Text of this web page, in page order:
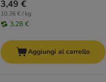
3,49 €
10,26 € / kg
3,28 €
Aggiungi al carrello